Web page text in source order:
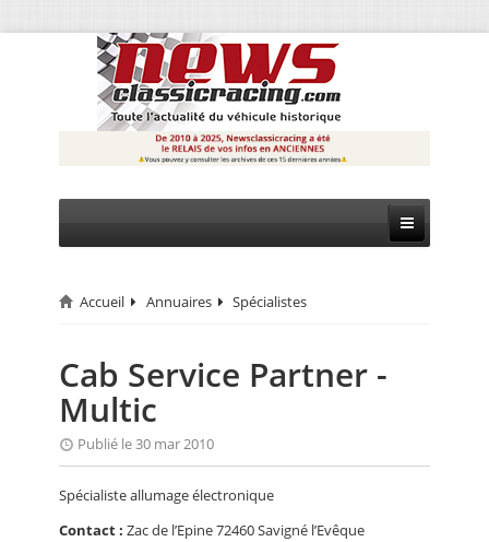
CIRCUIT
RALLYE
MONTAGNE
EVÈNEMENTS
CALENDRIER
Accueil Annuaires Spécialistes
Cab Service Partner -
Multic
Publié le 30 mar 2010
Spécialiste allumage électronique
Contact : Zac de l’Epine 72460 Savigné l’Evêque